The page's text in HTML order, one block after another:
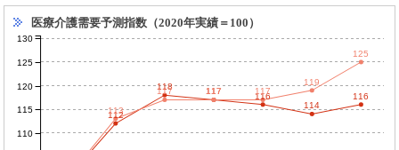
医療介護需要予測指数（2020年実績＝100）
112
118 117
116
114
116
113
117 117 117
119
125
110
115
120
125
130